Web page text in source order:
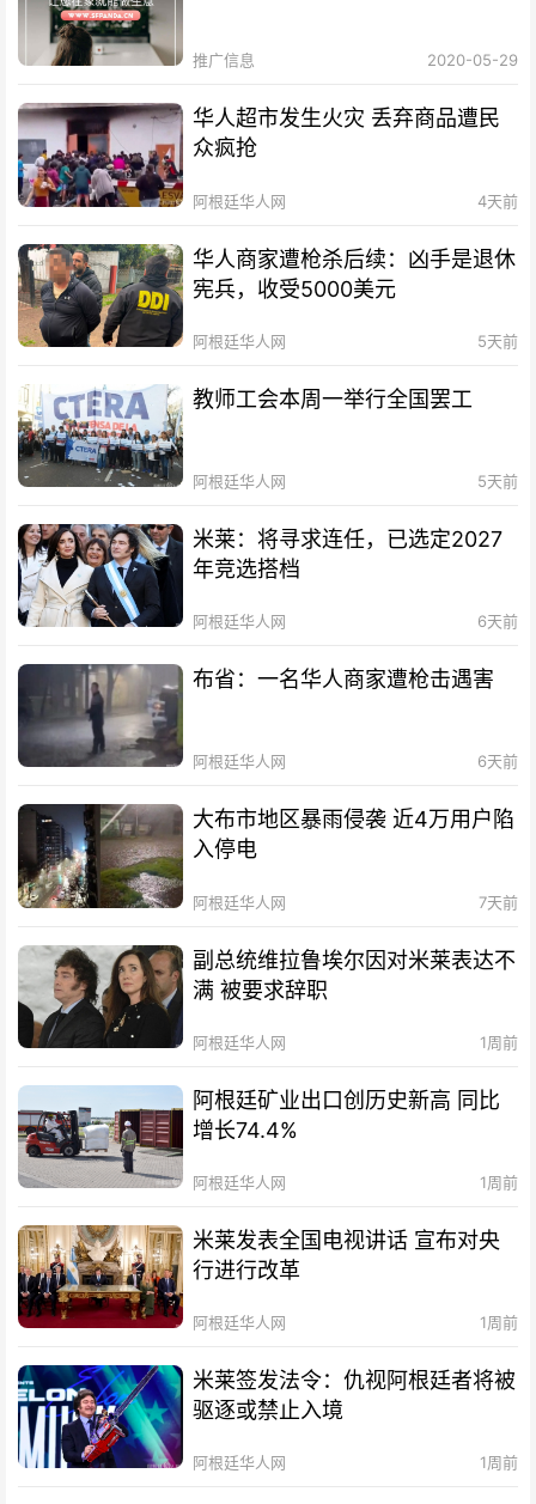
推广信息 2020-05-29
华人超市发生火灾 丢弃商品遭民
众疯抢
阿根廷华人网 4天前
华人商家遭枪杀后续：凶手是退休
宪兵，收受5000美元
阿根廷华人网 5天前
教师工会本周一举行全国罢工
阿根廷华人网 5天前
米莱：将寻求连任，已选定2027
年竞选搭档
阿根廷华人网 6天前
布省：一名华人商家遭枪击遇害
阿根廷华人网 6天前
大布市地区暴雨侵袭 近4万用户陷
入停电
阿根廷华人网 7天前
副总统维拉鲁埃尔因对米莱表达不
满 被要求辞职
阿根廷华人网 1周前
阿根廷矿业出口创历史新高 同比
增长74.4%
阿根廷华人网 1周前
米莱发表全国电视讲话 宣布对央
行进行改革
阿根廷华人网 1周前
米莱签发法令：仇视阿根廷者将被
驱逐或禁止入境
阿根廷华人网 1周前